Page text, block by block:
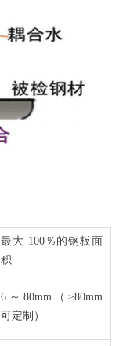
最大 100％的钢板面
积
6～80mm（≥80mm
可定制）